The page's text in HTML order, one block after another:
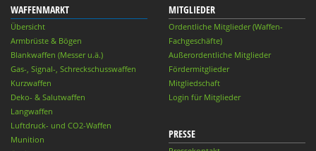
WAFFENMARKT
Übersicht
Armbrüste & Bögen
Blankwaffen (Messer u.ä.)
Gas-, Signal-, Schreckschusswaffen
Kurzwaffen
Deko- & Salutwaffen
Langwaffen
Luftdruck- und CO2-Waffen
Munition
MITGLIEDER
Ordentliche Mitglieder (Waffen-
Fachgeschäfte)
Außerordentliche Mitglieder
Fördermitglieder
Mitgliedschaft
Login für Mitglieder
PRESSE